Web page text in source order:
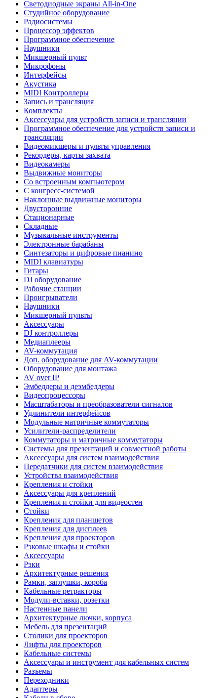
Светодиодные экраны All-in-One
Студийное оборудование
Радиосистемы
Процессор эффектов
Программное обеспечение
Наушники
Микшерный пульт
Микрофоны
Интерфейсы
Акустика
MIDI Контроллеры
Запись и трансляция
Комплекты
Аксессуары для устройств записи и трансляции
Программное обеспечение для устройств записи и
трансляции
Видеомикшеры и пульты управления
Рекордеры, карты захвата
Видеокамеры
Выдвижные мониторы
Со встроенным компьютером
С конгресс-системой
Наклонные выдвижные мониторы
Двусторонние
Стационарные
Складные
Музыкальные инструменты
Электронные барабаны
Синтезаторы и цифровые пианино
MIDI клавиатуры
Гитары
DJ оборудование
Рабочие станции
Проигрыватели
Наушники
Микшерный пульты
Аксессуары
DJ контроллеры
Медиаплееры
AV-коммутация
Доп. оборудование для AV-коммутации
Оборудование для монтажа
AV over IP
Эмбеддеры и деэмбеддеры
Видеопроцессоры
Масштабаторы и преобразователи сигналов
Удлинители интерфейсов
Модульные матричные коммутаторы
Усилители-распределители
Коммутаторы и матричные коммутаторы
Системы для презентаций и совместной работы
Аксессуары для систем взаимодействия
Передатчики для систем взаимодействия
Устройства взаимодействия
Крепления и стойки
Аксессуары для креплений
Крепления и стойки для видеостен
Стойки
Крепления для планшетов
Крепления для дисплеев
Крепления для проекторов
Рэковые шкафы и стойки
Аксессуары
Рэки
Архитектурные решения
Рамки, заглушки, короба
Кабельные ретракторы
Модули-вставки, розетки
Настенные панели
Архитектурные лючки, корпуса
Мебель для презентаций
Столики для проекторов
Лифты для проекторов
Кабельные системы
Аксессуары и инструмент для кабельных систем
Разъемы
Переходники
Адаптеры